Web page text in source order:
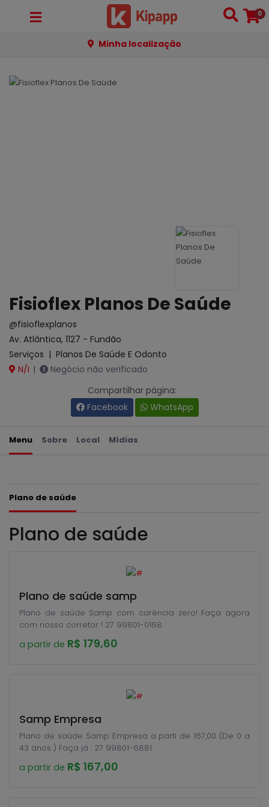
0
Minha localização
Fisioflex Planos De Saúde
@fisioflexplanos
Av. Atlântica, 1127 - Fundão
Serviços | Planos De Saúde E Odonto
N/I |
Negócio não verificado
Compartilhar página:
Facebook
WhatsApp
Menu Sobre Local Mídias
Plano de saúde
Plano de saúde
Plano de saúde samp
Plano de saúde Samp com carência zero! Faça agora
com nosso corretor ! 27 99801-0168.
a partir de R$ 179,60
Samp Empresa
Plano de saúde Samp Empresa a parti de 167,00 (De 0 a
43 anos ) Faça já : 27 99801-6881.
a partir de R$ 167,00